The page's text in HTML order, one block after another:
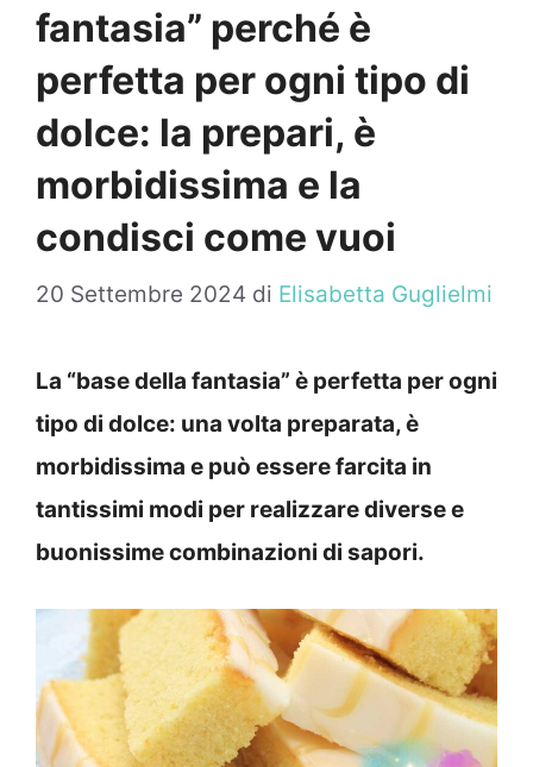
fantasia” perché è
perfetta per ogni tipo di
dolce: la prepari, è
morbidissima e la
condisci come vuoi
20 Settembre 2024 di Elisabetta Guglielmi
La “base della fantasia” è perfetta per ogni
tipo di dolce: una volta preparata, è
morbidissima e può essere farcita in
tantissimi modi per realizzare diverse e
buonissime combinazioni di sapori.